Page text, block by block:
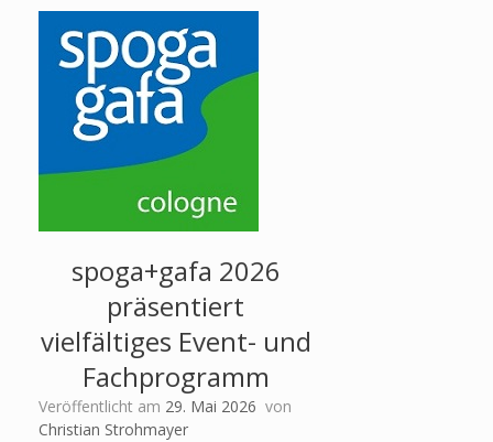
spoga+gafa 2026
präsentiert
vielfältiges Event- und
Fachprogramm
Veröffentlicht am 29. Mai 2026 von
Christian Strohmayer